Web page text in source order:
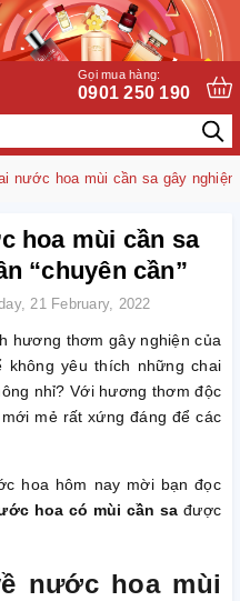
Gọi mua hàng:
0901 250 190
nước hoa mùi cần sa gây nghiện
hoa mùi cần sa
“chuyên cần”
21 February, 2022
hương thơm gây nghiện của
yêu thích những chai
nhỉ? Với hương thơm độc
mẻ rất xứng đáng để các
hoa hôm nay mời bạn đọc
hoa có mùi cần sa được
nước hoa mùi